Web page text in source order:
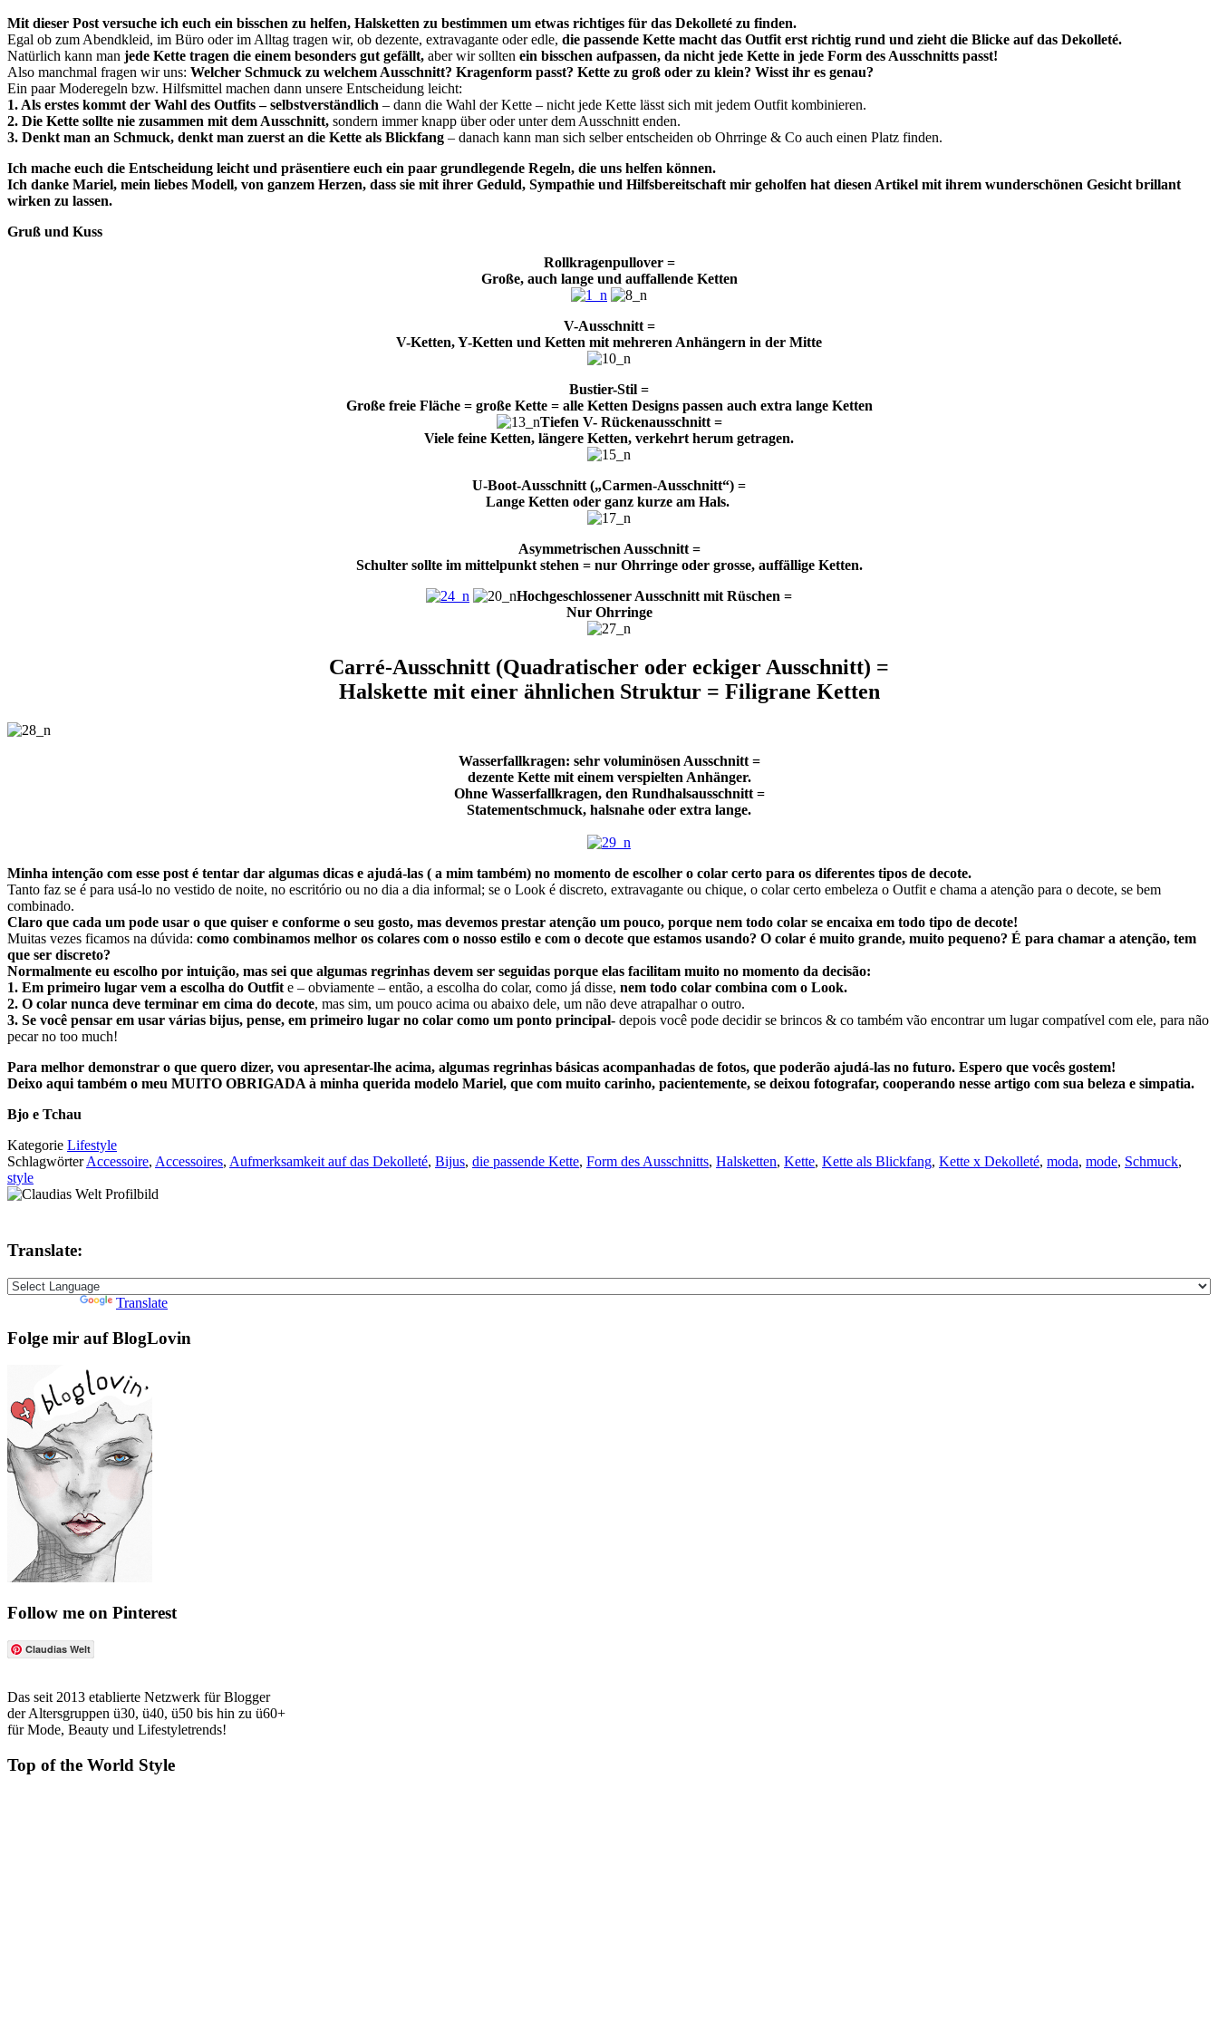
Mit dieser Post versuche ich euch ein bisschen zu helfen, Halsketten zu bestimmen um etwas richtiges für das Dekolleté zu finden.
Egal ob zum Abendkleid, im Büro oder im Alltag tragen wir, ob dezente, extravagante oder edle, die passende Kette macht das Outfit erst richtig rund und zieht die Blicke auf das Dekolleté.
Natürlich kann man jede Kette tragen die einem besonders gut gefällt, aber wir sollten ein bisschen aufpassen, da nicht jede Kette in jede Form des Ausschnitts passt!
Also manchmal fragen wir uns: Welcher Schmuck zu welchem Ausschnitt? Kragenform passt? Kette zu groß oder zu klein? Wisst ihr es genau?
Ein paar Moderegeln bzw. Hilfsmittel machen dann unsere Entscheidung leicht:
1. Als erstes kommt der Wahl des Outfits – selbstverständlich – dann die Wahl der Kette – nicht jede Kette lässt sich mit jedem Outfit kombinieren.
2. Die Kette sollte nie zusammen mit dem Ausschnitt, sondern immer knapp über oder unter dem Ausschnitt enden.
3. Denkt man an Schmuck, denkt man zuerst an die Kette als Blickfang – danach kann man sich selber entscheiden ob Ohrringe & Co auch einen Platz finden.
Ich mache euch die Entscheidung leicht und präsentiere euch ein paar grundlegende Regeln, die uns helfen können.
Ich danke Mariel, mein liebes Modell, von ganzem Herzen, dass sie mit ihrer Geduld, Sympathie und Hilfsbereitschaft mir geholfen hat diesen Artikel mit ihrem wunderschönen Gesicht brillant
wirken zu lassen.
Gruß und Kuss
Rollkragenpullover =
Große, auch lange und auffallende Ketten
V-Ausschnitt =
V-Ketten, Y-Ketten und Ketten mit mehreren Anhängern in der Mitte
Bustier-Stil =
Große freie Fläche = große Kette = alle Ketten Designs passen auch extra lange Ketten
Tiefen V- Rückenausschnitt =
Viele feine Ketten, längere Ketten, verkehrt herum getragen.
U-Boot-Ausschnitt („Carmen-Ausschnitt“) =
Lange Ketten oder ganz kurze am Hals.
Asymmetrischen Ausschnitt =
Schulter sollte im mittelpunkt stehen = nur Ohrringe oder grosse, auffällige Ketten.
Hochgeschlossener Ausschnitt mit Rüschen =
Nur Ohrringe
Carré-Ausschnitt (Quadratischer oder eckiger Ausschnitt) =
Halskette mit einer ähnlichen Struktur = Filigrane Ketten
Wasserfallkragen: sehr voluminösen Ausschnitt =
dezente Kette mit einem verspielten Anhänger.
Ohne Wasserfallkragen, den Rundhalsausschnitt =
Statementschmuck, halsnahe oder extra lange.
Minha intenção com esse post é tentar dar algumas dicas e ajudá-las ( a mim também) no momento de escolher o colar certo para os diferentes tipos de decote.
Tanto faz se é para usá-lo no vestido de noite, no escritório ou no dia a dia informal; se o Look é discreto, extravagante ou chique, o colar certo embeleza o Outfit e chama a atenção para o decote, se bem
combinado.
Claro que cada um pode usar o que quiser e conforme o seu gosto, mas devemos prestar atenção um pouco, porque nem todo colar se encaixa em todo tipo de decote!
Muitas vezes ficamos na dúvida: como combinamos melhor os colares com o nosso estilo e com o decote que estamos usando? O colar é muito grande, muito pequeno? É para chamar a atenção, tem
que ser discreto?
Normalmente eu escolho por intuição, mas sei que algumas regrinhas devem ser seguidas porque elas facilitam muito no momento da decisão:
1. Em primeiro lugar vem a escolha do Outfit e – obviamente – então, a escolha do colar, como já disse, nem todo colar combina com o Look.
2. O colar nunca deve terminar em cima do decote, mas sim, um pouco acima ou abaixo dele, um não deve atrapalhar o outro.
3. Se você pensar em usar várias bijus, pense, em primeiro lugar no colar como um ponto principal- depois você pode decidir se brincos & co também vão encontrar um lugar compatível com ele, para não
pecar no too much!
Para melhor demonstrar o que quero dizer, vou apresentar-lhe acima, algumas regrinhas básicas acompanhadas de fotos, que poderão ajudá-las no futuro. Espero que vocês gostem!
Deixo aqui também o meu MUITO OBRIGADA à minha querida modelo Mariel, que com muito carinho, pacientemente, se deixou fotografar, cooperando nesse artigo com sua beleza e simpatia.
Bjo e Tchau
Kategorie Lifestyle
SchlagwörterAccessoire, Accessoires, Aufmerksamkeit auf das Dekolleté, Bijus, die passende Kette, Form des Ausschnitts, Halsketten, Kette, Kette als Blickfang, Kette x Dekolleté, moda, mode, Schmuck,
style
Translate:
Translate
Folge mir auf BlogLovin
Follow me on Pinterest
Claudias Welt
Das seit 2013 etablierte Netzwerk für Blogger
der Altersgruppen ü30, ü40, ü50 bis hin zu ü60+
für Mode, Beauty und Lifestyletrends!
Top of the World Style